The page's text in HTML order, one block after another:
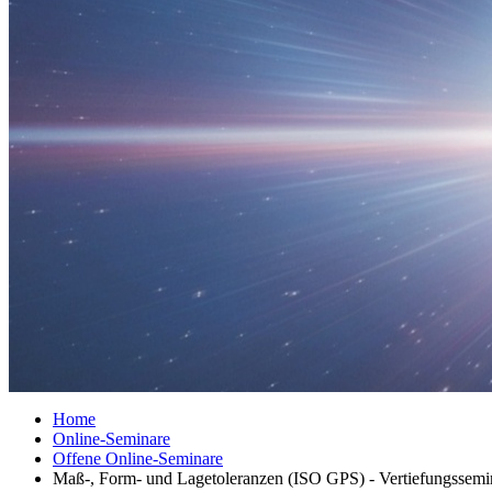
Home
Online-Seminare
Offene Online-Seminare
Maß-, Form- und Lagetoleranzen (ISO GPS) -